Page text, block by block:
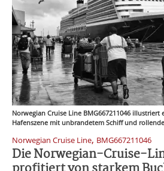
Norwegian Cruise Line BMG667211046 illustriert
Hafenszene mit unbrandetem Schiff und
Norwegian Cruise Line, BMG667211046
Die Norwegian-Cruise-